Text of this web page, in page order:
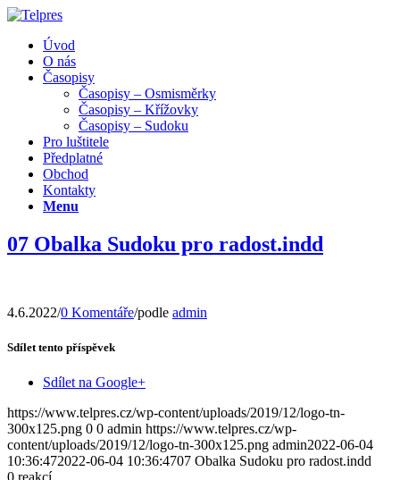
Úvod
O nás
Časopisy
Časopisy – Osmisměrky
Časopisy – Křížovky
Časopisy – Sudoku
Pro luštitele
Předplatné
Obchod
Kontakty
Menu
07 Obalka Sudoku pro radost.indd
4.6.2022/0 Komentáře/podle admin
Sdílet tento příspěvek
Sdílet na Google+
https://www.telpres.cz/wp-content/uploads/2019/12/logo-tn-
300x125.png 0 0 admin https://www.telpres.cz/wp-
content/uploads/2019/12/logo-tn-300x125.png admin2022-06-04
10:36:472022-06-04 10:36:4707 Obalka Sudoku pro radost.indd